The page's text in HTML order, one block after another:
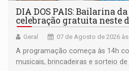
DIA DOS PAIS: Bailarina
celebração gratuita neste
Geral 07 de Agosto de 2026
A programação começa às 14h
musicais, brincadeiras e sorteio